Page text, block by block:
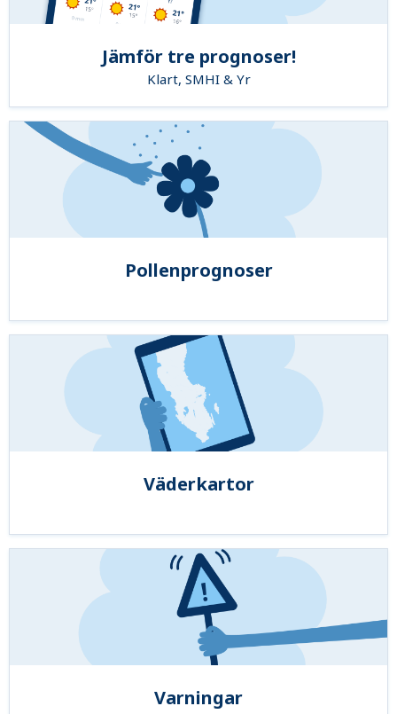
Jämför tre prognoser!
Klart, SMHI & Yr
Pollenprognoser
Väderkartor
Varningar